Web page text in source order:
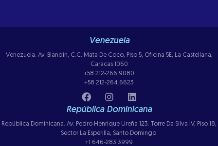
Venezuela
Venezuela: Av. Blandin, C.C. Mata De Coco, Piso 5, Oficina 5E, La Castellana,
Caracas 1060
+58 212-266.9080
+58 212-264.6623
República Dominicana
República Dominicana: Av. Pedro Henrique Ureña 123. Torre Da Silva IV, Piso 18,
Sector La Esperilla, Santo Domingo.
+1 646-283.3999